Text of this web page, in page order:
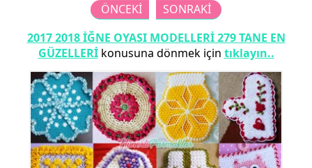
ÖNCEKİ
SONRAKİ
2017 2018 İĞNE OYASI MODELLERİ 279 TANE EN
GÜZELLERİkonusuna dönmek için tıklayın..